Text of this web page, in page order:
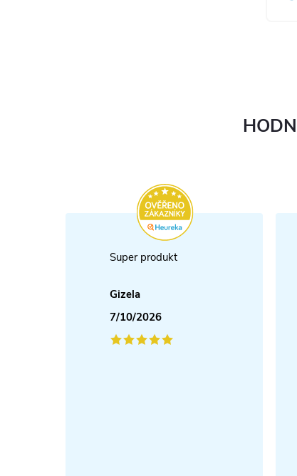
Super produkt
Gizela
7/10/2026